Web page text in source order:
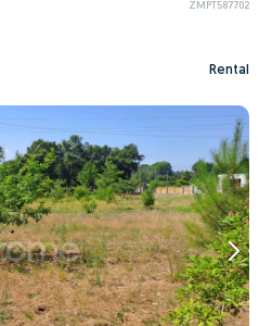
ZMPT587702
Rental